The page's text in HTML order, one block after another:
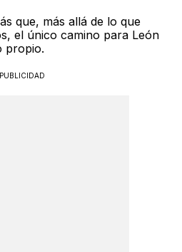
que, más allá de lo que
el único camino para León
propio.
PUBLICIDAD